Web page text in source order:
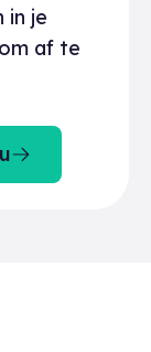
in je
af te